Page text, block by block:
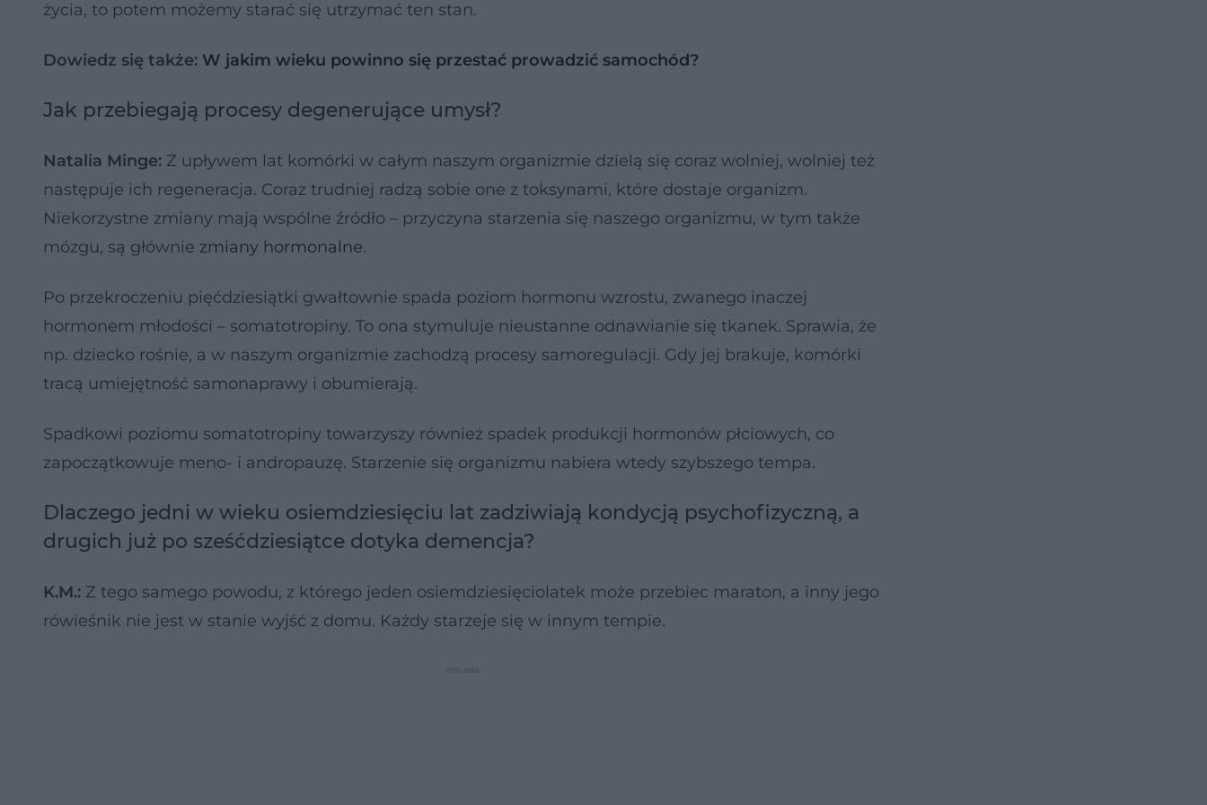
życia, to potem możemy starać się utrzymać ten stan.
Dowiedz się także: W jakim wieku powinno się przestać prowadzić samochód?
Jak przebiegają procesy degenerujące umysł?
Natalia Minge: Z upływem lat komórki w całym naszym organizmie dzielą się coraz wolniej, wolniej też
następuje ich regeneracja. Coraz trudniej radzą sobie one z toksynami, które dostaje organizm.
Niekorzystne zmiany mają wspólne źródło – przyczyna starzenia się naszego organizmu, w tym także
mózgu, są głównie zmiany hormonalne.
Po przekroczeniu pięćdziesiątki gwałtownie spada poziom hormonu wzrostu, zwanego inaczej
hormonem młodości – somatotropiny. To ona stymuluje nieustanne odnawianie się tkanek. Sprawia, że
np. dziecko rośnie, a w naszym organizmie zachodzą procesy samoregulacji. Gdy jej brakuje, komórki
tracą umiejętność samonaprawy i obumierają.
Spadkowi poziomu somatotropiny towarzyszy również spadek produkcji hormonów płciowych, co
zapoczątkowuje meno- i andropauzę. Starzenie się organizmu nabiera wtedy szybszego tempa.
Dlaczego jedni w wieku osiemdziesięciu lat zadziwiają kondycją psychofizyczną, a
drugich już po sześćdziesiątce dotyka demencja?
K.M.: Z tego samego powodu, z którego jeden osiemdziesięciolatek może przebiec maraton, a inny jego
rówieśnik nie jest w stanie wyjść z domu. Każdy starzeje się w innym tempie.